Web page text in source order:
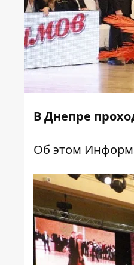
В Днепре
Об этом